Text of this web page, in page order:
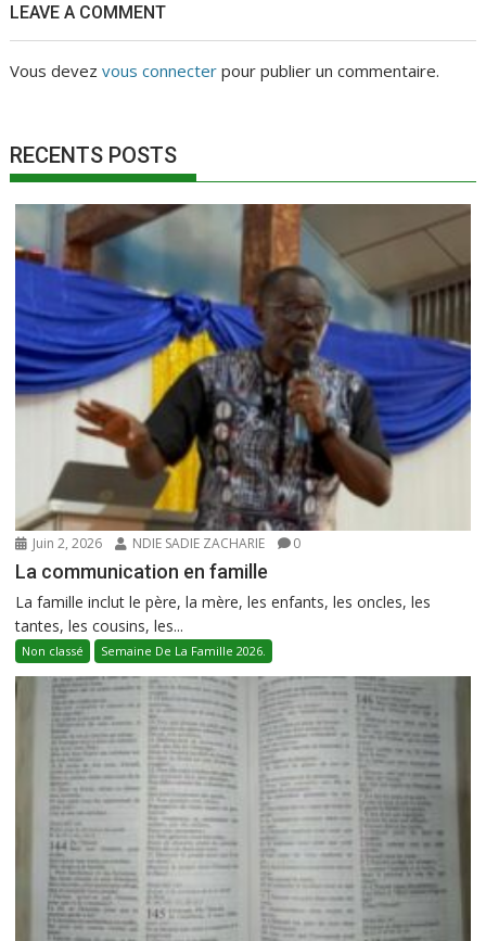
LEAVE A COMMENT
Vous devezvous connecter pour publier un commentaire.
RECENTS POSTS
Juin 2, 2026 NDIE SADIE ZACHARIE 0
La communication en famille
La famille inclut le père, la mère, les enfants, les oncles, les
tantes, les cousins, les...
Non classé Semaine De La Famille 2026.